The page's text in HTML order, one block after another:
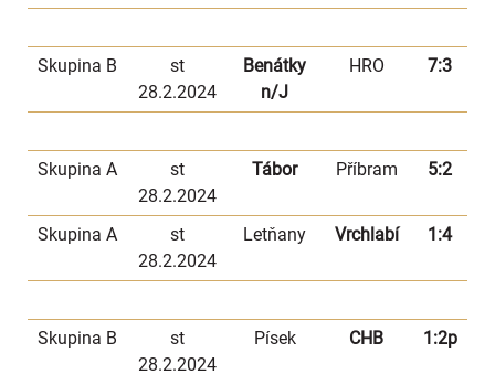
Skupina B
st
28.2.2024
Benátky
n/J
HRO 7:3
Skupina A
st
28.2.2024
Tábor Příbram 5:2
Skupina A
st
28.2.2024
Letňany Vrchlabí 1:4
Skupina B
st
28.2.2024
Písek CHB 1:2p